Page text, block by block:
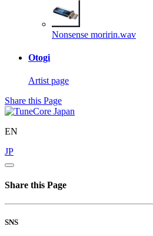
Nonsense moririn.wav
Otogi
Artist page
Share this Page
EN
JP
Share this Page
SNS